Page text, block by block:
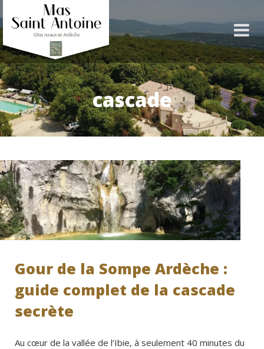
cascade
Gour de la Sompe Ardèche :
guide complet de la cascade
secrète
Au cœur de la vallée de l’Ibie, à seulement 40 minutes du